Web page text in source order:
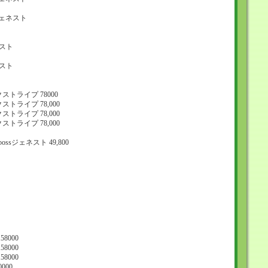
ネスト
ト
ト
トライプ 78000
トライプ 78,000
トライプ 78,000
トライプ 78,000
ジェネスト 49,800